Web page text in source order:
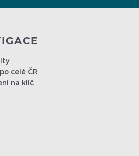
celé ČR
na klíč